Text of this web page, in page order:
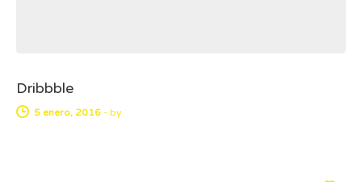
Dribbble
5 enero, 2016 - by